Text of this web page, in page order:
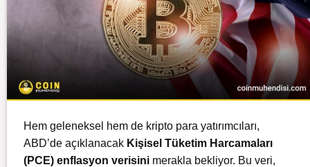
Hem geleneksel hem de kripto para yatırımcıları,
ABD’de açıklanacak Kişisel Tüketim Harcamaları
(PCE) enflasyon verisini merakla bekliyor. Bu veri,